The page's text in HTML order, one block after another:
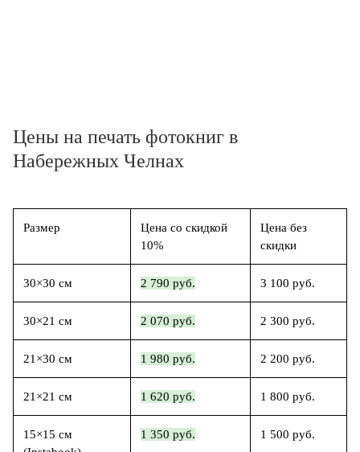
Цены на печать фотокниг в
Набережных Челнах
Размер
Цена со скидкой
10%
Цена без
скидки
30×30 см 2 790 руб. 3 100 руб.
30×21 см 2 070 руб. 2 300 руб.
21×30 см 1 980 руб. 2 200 руб.
21×21 см 1 620 руб. 1 800 руб.
15×15 см
1 350 руб. 1 500 руб.